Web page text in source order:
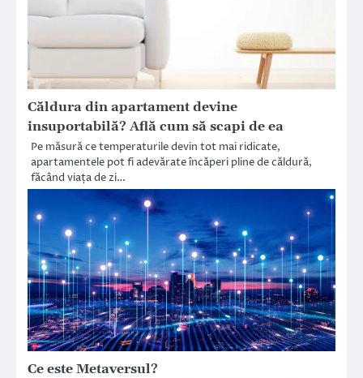
Căldura din apartament devine
insuportabilă? Află cum să scapi de ea
Pe măsură ce temperaturile devin tot mai ridicate,
apartamentele pot fi adevărate încăperi pline de căldură,
făcând viața de zi…
Ce este Metaversul?